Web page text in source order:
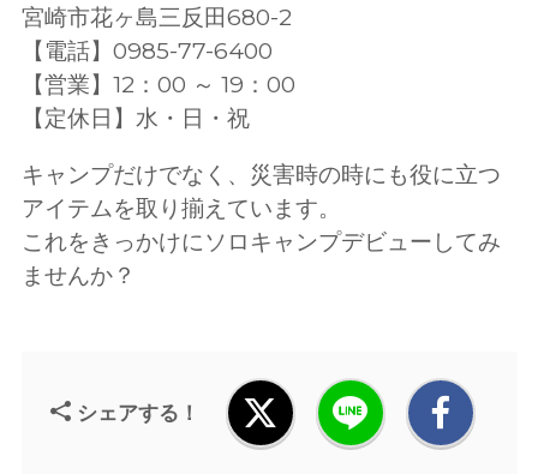
宮崎市花ヶ島三反田680-2
【電話】0985-77-6400
【営業】12：00 ～ 19：00
【定休日】水・日・祝
キャンプだけでなく、災害時の時にも役に立つ
アイテムを取り揃えています。
これをきっかけにソロキャンプデビューしてみ
ませんか？
シェアする！